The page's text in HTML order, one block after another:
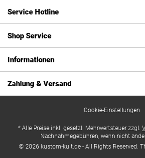
Service Hotline
Shop Service
Informationen
Zahlung & Versand
Cookie-Einstellungen
* Alle Preise inkl. gesetzl. Mehrwertsteuer zzgl.
Nachnahmegebühren, wenn nicht
© 2026 kustom-kult.de - All Rights Reserved.